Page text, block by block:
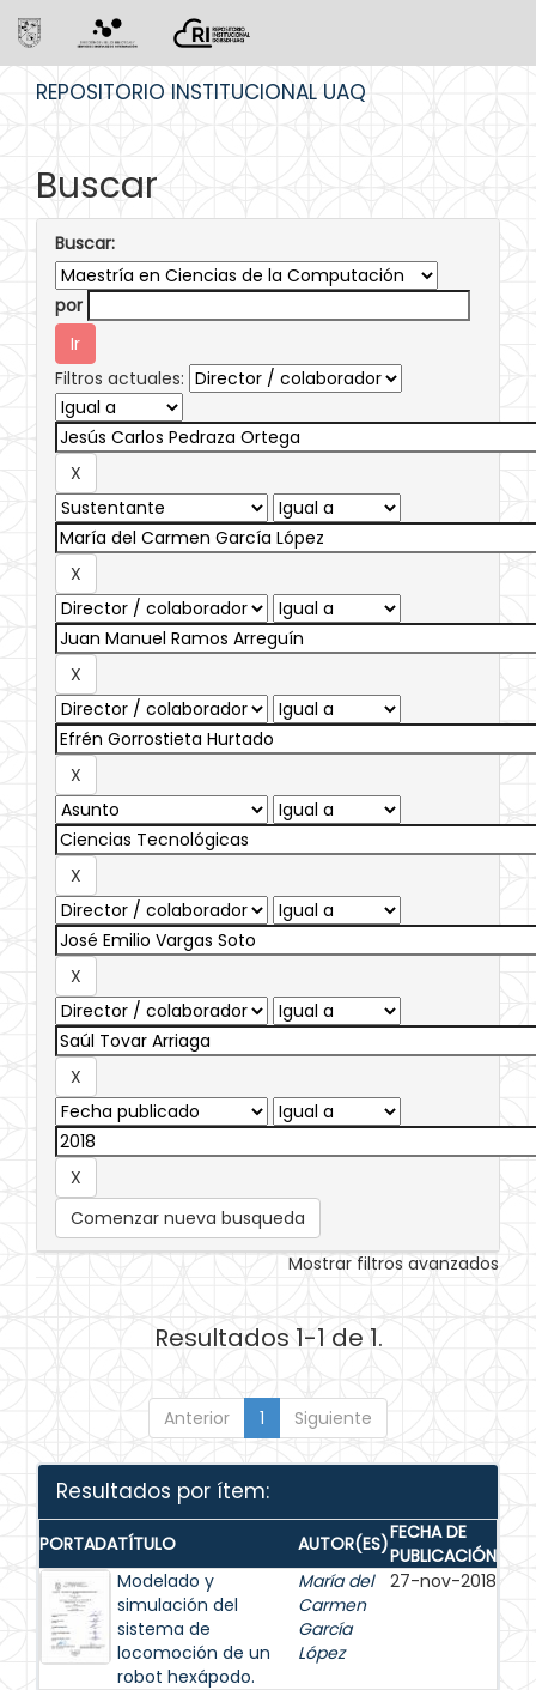
REPOSITORIO INSTITUCIONAL UAQ
Buscar
Buscar:
por
Filtros actuales:
Comenzar nueva busqueda
Mostrar filtros avanzados
Resultados 1-1 de 1.
Anterior 1 Siguiente
Resultados por ítem:
PORTADATÍTULO AUTOR(ES)FECHA DE
PUBLICACIÓN
Modelado y
simulación del
sistema de
locomoción de un
robot hexápodo.
María del
Carmen
García
López
27-nov-2018